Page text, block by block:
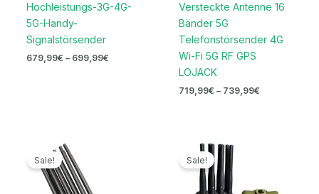
Hochleistungs-3G-4G-
5G-Handy-
Signalstörsender
679,99€ – 699,99€
Versteckte Antenne 16
Bänder 5G
Telefonstörsender 4G
Wi-Fi 5G RF GPS
LOJACK
719,99€ – 739,99€
Sale!
Preis
war:
1.299,00€
Sale!
Ursprünglicher
Preis
war:
799,00€